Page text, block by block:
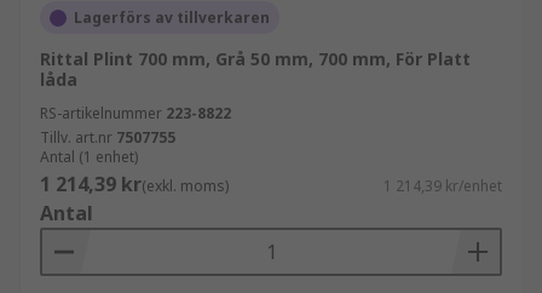
Lagerförs av tillverkaren
Rittal Plint 700 mm, Grå 50 mm, 700 mm, För Platt
låda
RS-artikelnummer 223-8822
Tillv. art.nr 7507755
Antal (1 enhet)
1 214,39 kr(exkl. moms) 1 214,39 kr/enhet
Antal